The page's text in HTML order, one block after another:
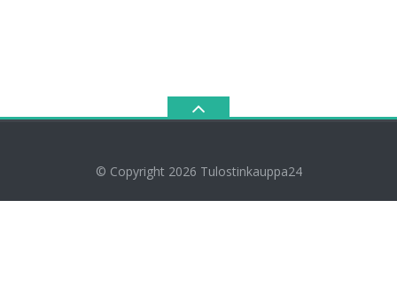
© Copyright 2026 Tulostinkauppa24